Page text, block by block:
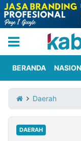
Iklan
Berita
Kami
BERANDA
Daerah
DAERAH